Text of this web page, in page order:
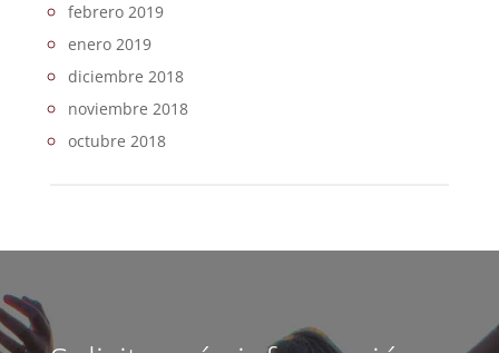
febrero 2019
enero 2019
diciembre 2018
noviembre 2018
octubre 2018